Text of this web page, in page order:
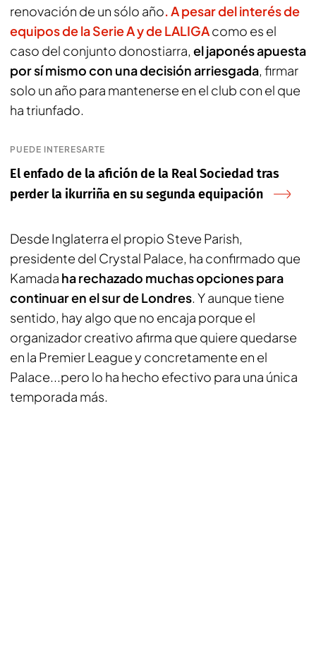
renovación de un sólo año. A pesar del interés de
equipos de la Serie A y de LALIGAcomo es el
caso del conjunto donostiarra, el japonés apuesta
por sí mismo con una decisión arriesgada, firmar
solo un año para mantenerse en el club con el que
ha triunfado.
PUEDE INTERESARTE
El enfado de la afición de la Real Sociedad tras
perder la ikurriña en su segunda equipación
Desde Inglaterra el propio Steve Parish,
presidente del Crystal Palace, ha confirmado que
Kamada ha rechazado muchas opciones para
continuar en el sur de Londres. Y aunque tiene
sentido, hay algo que no encaja porque el
organizador creativo afirma que quiere quedarse
en la Premier League y concretamente en el
Palace...pero lo ha hecho efectivo para una única
temporada más.